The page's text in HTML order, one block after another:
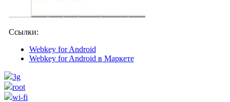
Ссылки:
Webkey for Android
Webkey for Android в Маркете
3g
root
wi-fi